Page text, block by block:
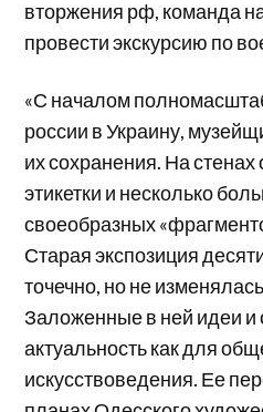
вторжения рф, команда
провести экскурсию по
«С началом
россии в Украину,
их сохранения. На стенах
этикетки и несколько
своеобразных
Старая экспозиция
точечно, но не
Заложенные в ней идеи
актуальность как для
искусствоведения. Ее